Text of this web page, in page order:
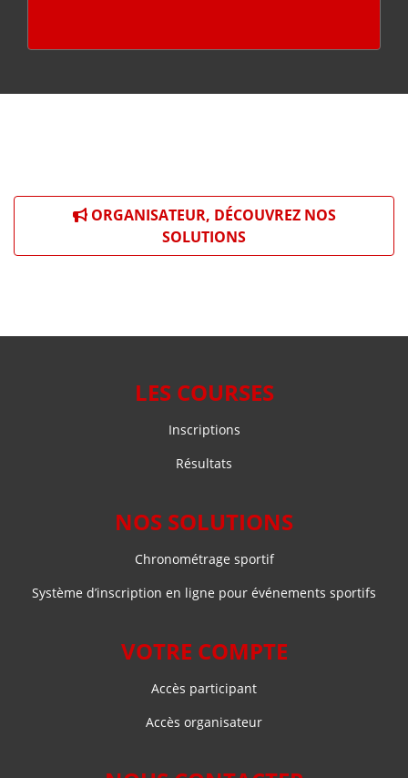
ORGANISATEUR, DÉCOUVREZ NOS
SOLUTIONS
LES COURSES
Inscriptions
Résultats
NOS SOLUTIONS
Chronométrage sportif
Système d’inscription en ligne pour événements sportifs
VOTRE COMPTE
Accès participant
Accès organisateur